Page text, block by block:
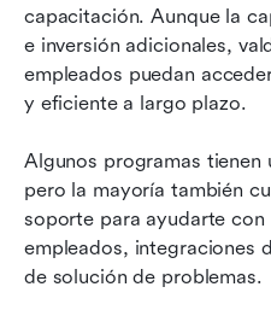
capacitación. Aunque la
e inversión adicionales,
empleados puedan
y eficiente a largo plazo.
Algunos programas tienen
pero la mayoría también
soporte para ayudarte
empleados, integraciones
de solución de problemas.